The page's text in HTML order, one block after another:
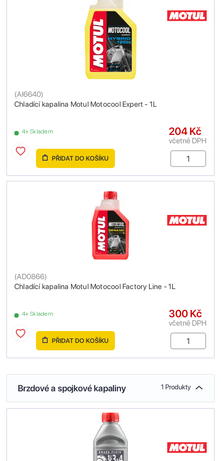
Chladící kapalina Motul Motocool Expert - 1L
(AI6640)
4+ Skladem 204 Kč
včetně DPH
PŘIDAT DO KOŠÍKU
Chladící kapalina Motul Motocool Factory Line - 1L
(AD0866)
4+ Skladem 300 Kč
včetně DPH
PŘIDAT DO KOŠÍKU
Brzdové a spojkové kapaliny 1 Produkty